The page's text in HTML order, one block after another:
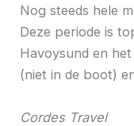
Nog steeds hele
Deze periode is
Havoysund en
(niet in de boot)
Cordes Travel